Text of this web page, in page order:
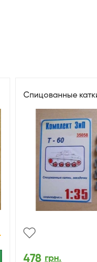
Спицованные
478 грн.